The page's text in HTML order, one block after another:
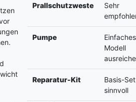
Prallschutzweste
Sehr
Pumpe
Einfaches
Modell
Reparatur-Kit
Basis-Set
sinnvoll